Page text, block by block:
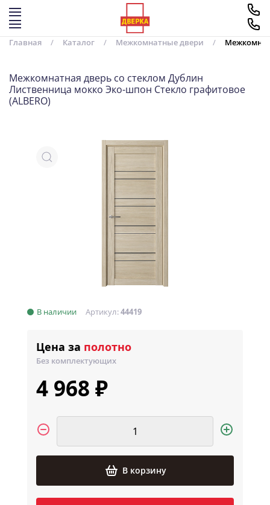
Перейти к содержимому
Главная Каталог Межкомнатные двери
Межкомнатная дверь со стеклом Дублин
Лиственница мокко Эко-шпон Стекло графитовое
(ALBERO)
В наличии Артикул:44419
Цена за полотно
Без комплектующих
4 968 ₽
В корзину